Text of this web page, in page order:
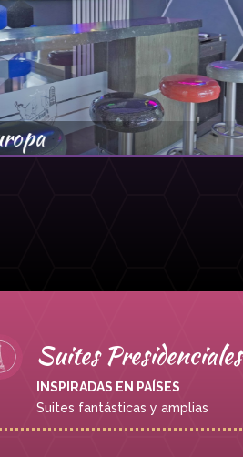
Suites Presidenciales
INSPIRADAS EN PAÍSES
Suites fantásticas y amplias